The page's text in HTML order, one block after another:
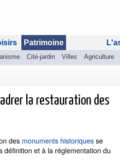
Patrimoine
Cité-jardin Villes Agriculture
la restauration des
des monuments historiquesse
définition et à la réglementation du